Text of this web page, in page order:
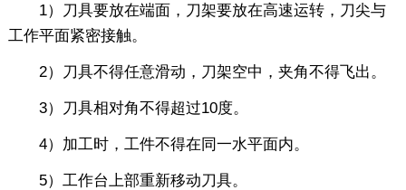
1）刀具要放在端面，刀架要放在高速运转，刀尖与
工作平面紧密接触。
2）刀具不得任意滑动，刀架空中，夹角不得飞出。
3）刀具相对角不得超过10度。
4）加工时，工件不得在同一水平面内。
5）工作台上部重新移动刀具。